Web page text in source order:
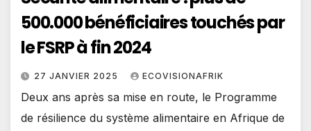
500.000 bénéficiaires touchés par
le FSRP à fin 2024
27 JANVIER 2025 ECOVISIONAFRIK
Deux ans après sa mise en route, le Programme
de résilience du système alimentaire en Afrique de